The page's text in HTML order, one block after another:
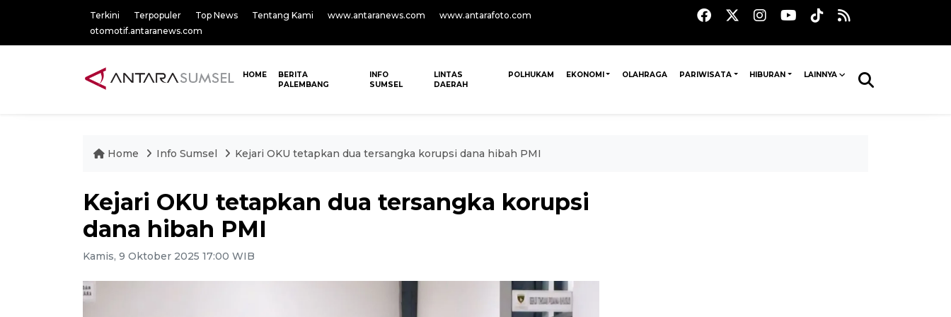
Terkini Terpopuler Top News Tentang Kami www.antaranews.com
www.antarafoto.com
otomotif.antaranews.com
HOME
BERITA
PALEMBANG
INFO
SUMSEL
LINTAS
DAERAH
POLHUKAM EKONOMI OLAHRAGA PARIWISATA HIBURAN LAINNYA
Home Info Sumsel Kejari OKU tetapkan dua tersangka korupsi dana hibah PMI
Kejari OKU tetapkan dua tersangka korupsi
dana hibah PMI
Kamis, 9 Oktober 2025 17:00 WIB